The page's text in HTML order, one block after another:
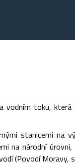
toku, která
stanicemi na
na národní
(Povodí Moravy,